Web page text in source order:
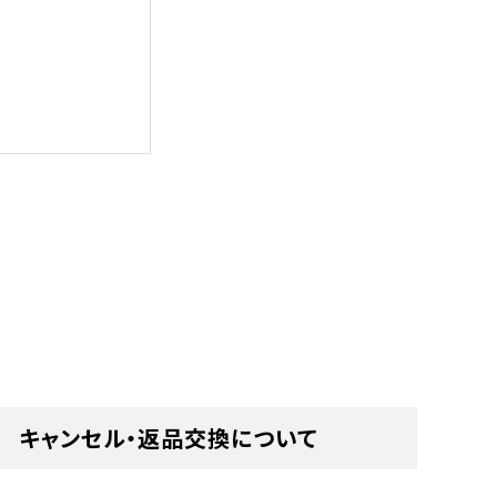
キャンセル・返品交換について